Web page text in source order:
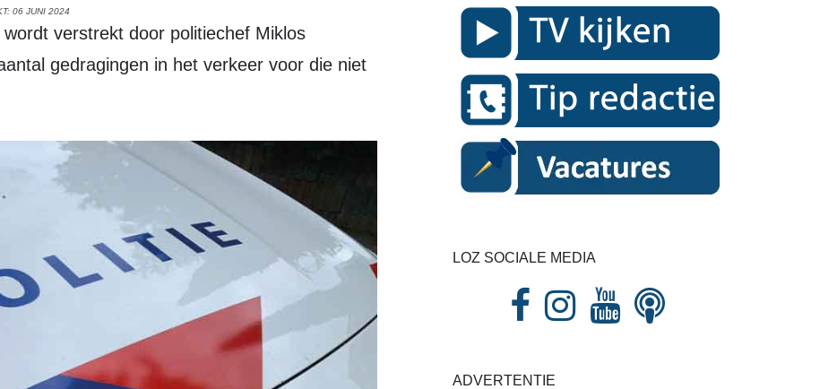
06 JUNI 2024
gedragingen in het verkeer voor die niet
LOZ SOCIALE MEDIA
ADVERTENTIE